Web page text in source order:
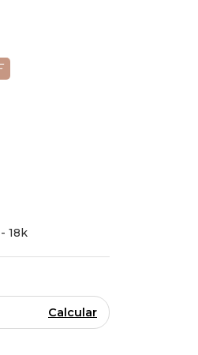
18k
Calcular